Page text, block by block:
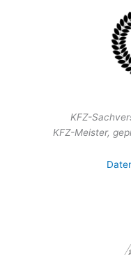
KFZ-
KFZ-Meister,